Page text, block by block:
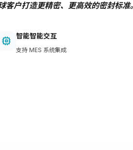
客户打造更精密、更高效的密封标
智能智能交互
支持 MES 系统集成